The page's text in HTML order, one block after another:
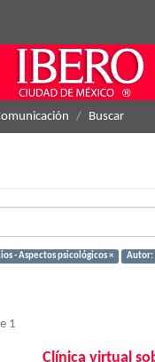
Buscar
- Aspectos psicológicos × Autor:
1
Clínica virtual